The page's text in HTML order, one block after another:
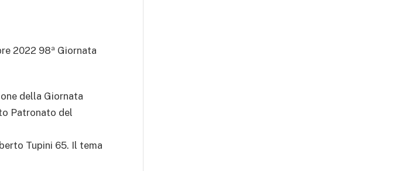
2022 98ª Giornata
della Giornata
Patronato del
Tupini 65. Il tema